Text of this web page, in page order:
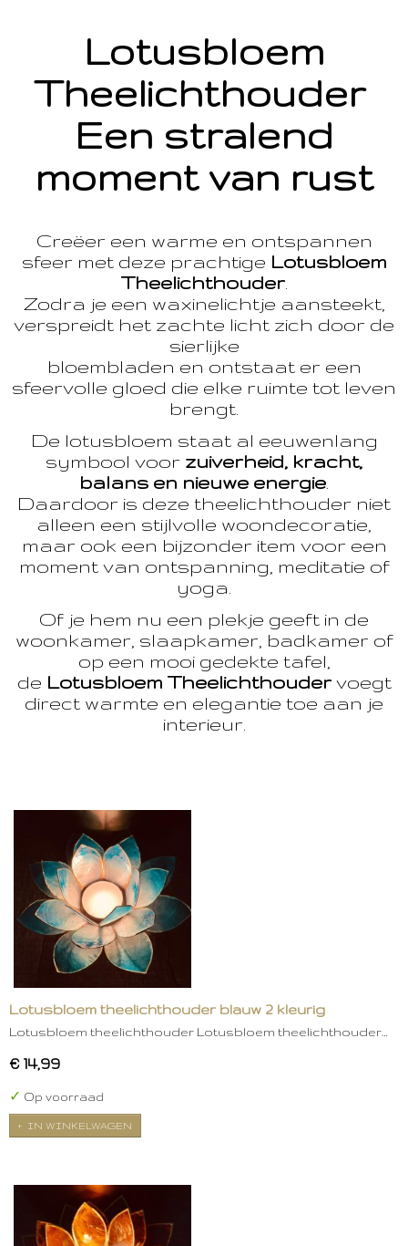
Lotusbloem
Theelichthouder
Een stralend
moment van rust
Creëer een warme en ontspannen
sfeer met deze prachtige Lotusbloem
Theelichthouder.
Zodra je een waxinelichtje aansteekt,
verspreidt het zachte licht zich door de
sierlijke
bloembladen en ontstaat er een
sfeervolle gloed die elke ruimte tot leven
brengt.
De lotusbloem staat al eeuwenlang
symbool voor zuiverheid, kracht,
balans en nieuwe energie
Daardoor is deze theelichthouder niet
alleen een stijlvolle woondecoratie,
maar ook een bijzonder item voor een
moment van ontspanning, meditatie of
yoga.
Of je hem nu een plekje geeft in de
woonkamer, slaapkamer, badkamer of
op een mooi gedekte tafel,
de Lotusbloem Theelichthoudervoegt
direct warmte en elegantie toe aan je
interieur.
Lotusbloem theelichthouder blauw 2 kleurig
Lotusbloem theelichthouder Lotusbloem theelichthouder…
€ 14,99
✓ Op voorraad
IN WINKELWAGEN